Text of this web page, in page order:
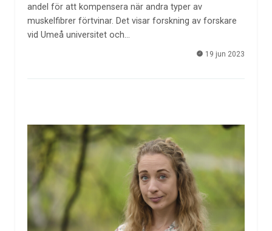
andel för att kompensera när andra typer av
muskelfibrer förtvinar. Det visar forskning av forskare
vid Umeå universitet och…
19 jun 2023